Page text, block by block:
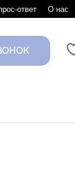
ответ О нас